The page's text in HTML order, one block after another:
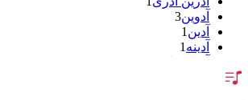
آدوین3
آدین1
آدینه1